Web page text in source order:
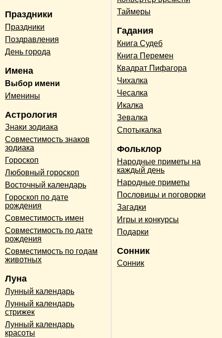
Праздники
Праздники
Поздравления
День города
Имена
Выбор имени
Именины
Астрология
Знаки зодиака
Совместимость знаков
зодиака
Гороскоп
Любовный гороскоп
Восточный календарь
Гороскоп по дате
рождения
Совместимость имен
Совместимость по дате
рождения
Совместимость по годам
животных
Луна
Лунный календарь
Лунный календарь
стрижек
Лунный календарь
красоты
Таймеры
Гадания
Книга Судеб
Книга Перемен
Квадрат Пифагора
Чихалка
Чесалка
Икалка
Зевалка
Спотыкалка
Фольклор
Народные приметы на
каждый день
Народные приметы
Пословицы и поговорки
Загадки
Игры и конкурсы
Подарки
Сонник
Сонник